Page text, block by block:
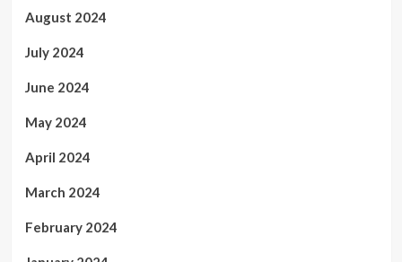
August 2024
July 2024
June 2024
May 2024
April 2024
March 2024
February 2024